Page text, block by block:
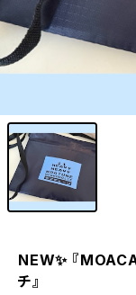
NEW✨ 『
チ』